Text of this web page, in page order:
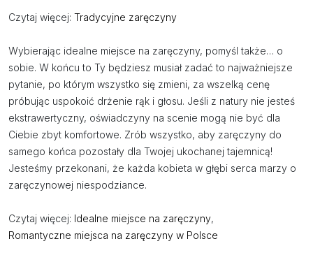
Czytaj więcej: Tradycyjne zaręczyny
Wybierając idealne miejsce na zaręczyny, pomyśl także… o
sobie. W końcu to Ty będziesz musiał zadać to najważniejsze
pytanie, po którym wszystko się zmieni, za wszelką cenę
próbując uspokoić drżenie rąk i głosu. Jeśli z natury nie jesteś
ekstrawertyczny, oświadczyny na scenie mogą nie być dla
Ciebie zbyt komfortowe. Zrób wszystko, aby zaręczyny do
samego końca pozostały dla Twojej ukochanej tajemnicą!
Jesteśmy przekonani, że każda kobieta w głębi serca marzy o
zaręczynowej niespodziance.
Czytaj więcej: Idealne miejsce na zaręczyny,
Romantyczne miejsca na zaręczyny w Polsce